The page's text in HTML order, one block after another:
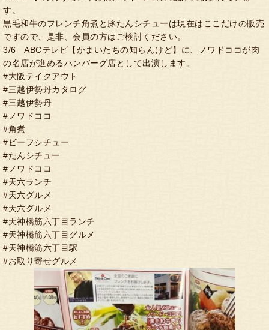
す。
黒毛和牛のフレンチ角煮と豚たんシチューは現在はここだけの販売
ですので、是非、会員の方はご検討ください。
3/6 ABCテレビ【かまいたちの知らんけど】に、ノワドココが肉
の名店が進めるハンバーグ店として出演します。
#大阪テイクアウト
#三越伊勢丹カタログ
#三越伊勢丹
#ノワドココ
#角煮
#ビーフシチュー
#たんシチュー
#ノワドココ
#天六ランチ
#天六グルメ
#天六グルメ
#天神橋筋六丁目ランチ
#天神橋筋六丁目グルメ
#天神橋筋六丁目駅
#お取り寄せグルメ